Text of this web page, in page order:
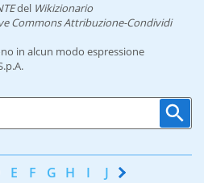
del Wikizionario
Commons Attribuzione-Condividi
in alcun modo espressione
E F G H I J K